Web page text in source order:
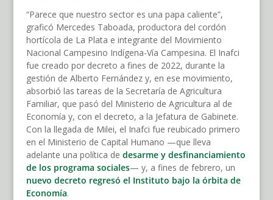
“Parece que nuestro sector es una papa caliente”,
graficó Mercedes Taboada, productora del cordón
hortícola de La Plata e integrante del Movimiento
Nacional Campesino Indígena-Vía Campesina. El Inafci
fue creado por decreto a fines de 2022, durante la
gestión de Alberto Fernández y, en ese movimiento,
absorbió las tareas de la Secretaría de Agricultura
Familiar, que pasó del Ministerio de Agricultura al de
Economía y, con el decreto, a la Jefatura de Gabinete.
Con la llegada de Milei, el Inafci fue reubicado primero
en el Ministerio de Capital Humano —que lleva
adelante una política de desarme y desfinanciamiento
de los programa sociales— y, a fines de febrero, un
nuevo decreto regresó el Instituto bajo la órbita de
Economía.